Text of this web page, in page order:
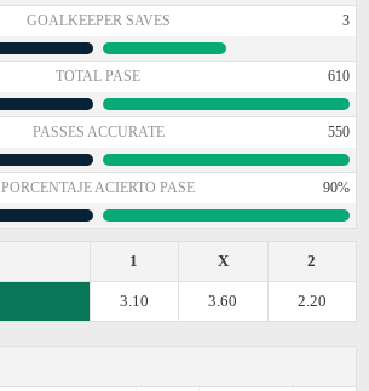
GOALKEEPER SAVES 3
TOTAL PASE 610
PASSES ACCURATE 550
PORCENTAJE ACIERTO PASE 90%
2
X
1
2.20
3.60
3.10